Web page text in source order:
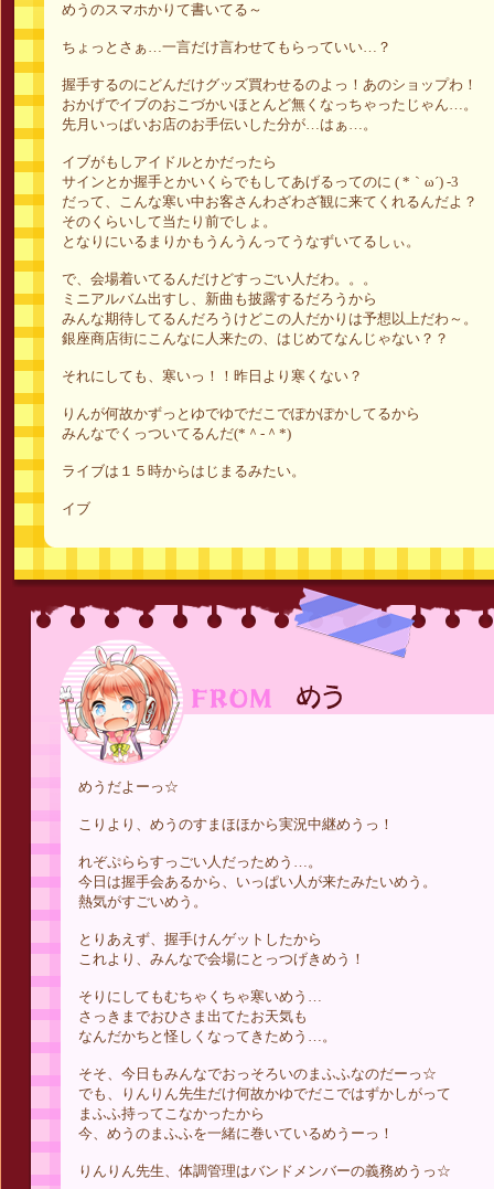
めうのスマホかりて書いてる～
ちょっとさぁ…一言だけ言わせてもらっていい…？
握手するのにどんだけグッズ買わせるのよっ！あのショップわ！
おかげでイブのおこづかいほとんど無くなっちゃったじゃん…。
先月いっぱいお店のお手伝いした分が…はぁ…。
イブがもしアイドルとかだったら
サインとか握手とかいくらでもしてあげるってのに ( *｀ω´) -3
だって、こんな寒い中お客さんわざわざ観に来てくれるんだよ？
そのくらいして当たり前でしょ。
となりにいるまりかもうんうんってうなずいてるしぃ。
で、会場着いてるんだけどすっごい人だわ。。。
ミニアルバム出すし、新曲も披露するだろうから
みんな期待してるんだろうけどこの人だかりは予想以上だわ～。
銀座商店街にこんなに人来たの、はじめてなんじゃない？？
それにしても、寒いっ！！昨日より寒くない？
りんが何故かずっとゆでゆでだこでぽかぽかしてるから
みんなでくっついてるんだ(*＾-＾*)
ライブは１５時からはじまるみたい。
イブ
めうだよーっ☆
こりより、めうのすまほほから実況中継めうっ！
れぞぷららすっごい人だっためう…。
今日は握手会あるから、いっぱい人が来たみたいめう。
熱気がすごいめう。
とりあえず、握手けんゲットしたから
これより、みんなで会場にとっつげきめう！
そりにしてもむちゃくちゃ寒いめう…
さっきまでおひさま出てたお天気も
なんだかちと怪しくなってきためう…。
そそ、今日もみんなでおっそろいのまふふなのだーっ☆
でも、りんりん先生だけ何故かゆでだこではずかしがって
まふふ持ってこなかったから
今、めうのまふふを一緒に巻いているめうーっ！
りんりん先生、体調管理はバンドメンバーの義務めうっ☆